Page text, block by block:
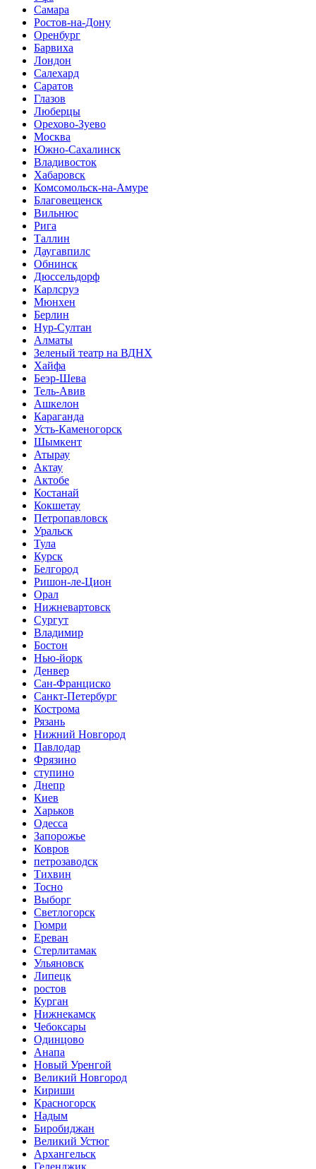
Самара
Ростов-на-Дону
Оренбург
Барвиха
Лондон
Салехард
Саратов
Глазов
Люберцы
Орехово-Зуево
Москва
Южно-Cахалинск
Владивосток
Хабаровск
Комсомольск-на-Амуре
Благовещенск
Вильнюс
Рига
Таллин
Даугавпилс
Обнинск
Дюссельдорф
Карлсруэ
Мюнхен
Берлин
Нур-Султан
Алматы
Зеленый театр на ВДНХ
Хайфа
Беэр-Шева
Тель-Авив
Ашкелон
Караганда
Усть-Каменогорск
Шымкент
Атырау
Актау
Актобе
Костанай
Кокшетау
Петропавловск
Уральск
Тула
Курск
Белгород
Ришон-ле-Цион
Орал
Нижневартовск
Сургут
Владимир
Бостон
Нью-йорк
Денвер
Сан-Франциско
Санкт-Петербург
Кострома
Рязань
Нижний Новгород
Павлодар
Фрязино
ступино
Днепр
Киев
Харьков
Одесса
Запорожье
Ковров
петрозаводск
Тихвин
Тосно
Выборг
Светлогорск
Гюмри
Ереван
Стерлитамак
Ульяновск
Липецк
ростов
Курган
Нижнекамск
Чебоксары
Одинцово
Анапа
Новый Уренгой
Великий Новгород
Кириши
Красногорск
Надым
Биробиджан
Великий Устюг
Архангельск
Геленджик